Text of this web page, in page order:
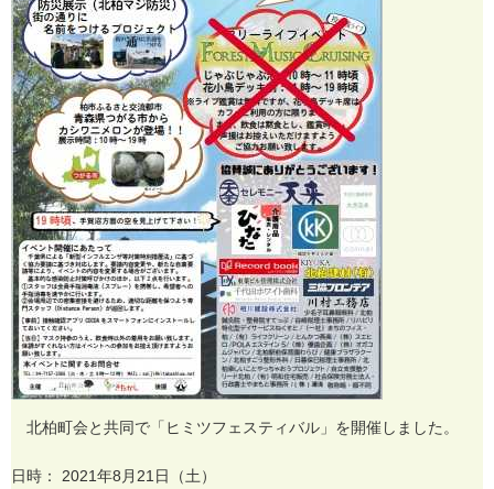
北柏町会と共同で 「 ヒ ミ ツフ ェ ステ ィバル 」 を開催し ま した 。
日時 ： 2021年8 月 21 日 （土）